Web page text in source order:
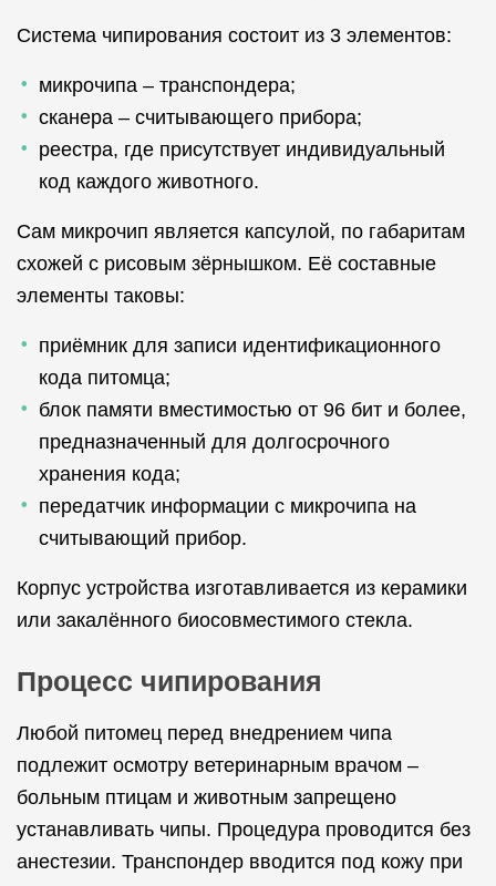
Система чипирования состоит из 3 элементов:
микрочипа – транспондера;
сканера – считывающего прибора;
реестра, где присутствует индивидуальный
код каждого животного.
Сам микрочип является капсулой, по габаритам
схожей с рисовым зёрнышком. Её составные
элементы таковы:
приёмник для записи идентификационного
кода питомца;
блок памяти вместимостью от 96 бит и более,
предназначенный для долгосрочного
хранения кода;
передатчик информации с микрочипа на
считывающий прибор.
Корпус устройства изготавливается из керамики
или закалённого биосовместимого стекла.
Процесс чипирования
Любой питомец перед внедрением чипа
подлежит осмотру ветеринарным врачом –
больным птицам и животным запрещено
устанавливать чипы. Процедура проводится без
анестезии. Транспондер вводится под кожу при